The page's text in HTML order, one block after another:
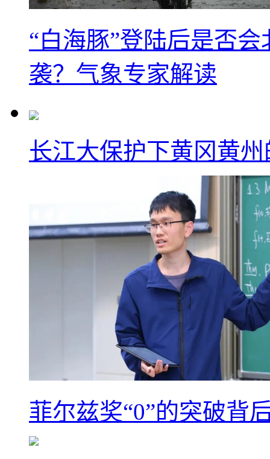
“白海豚”登陆后是否
袭？气象专家解读
长江大保护下黄冈黄
菲尔兹奖“0”的突破背